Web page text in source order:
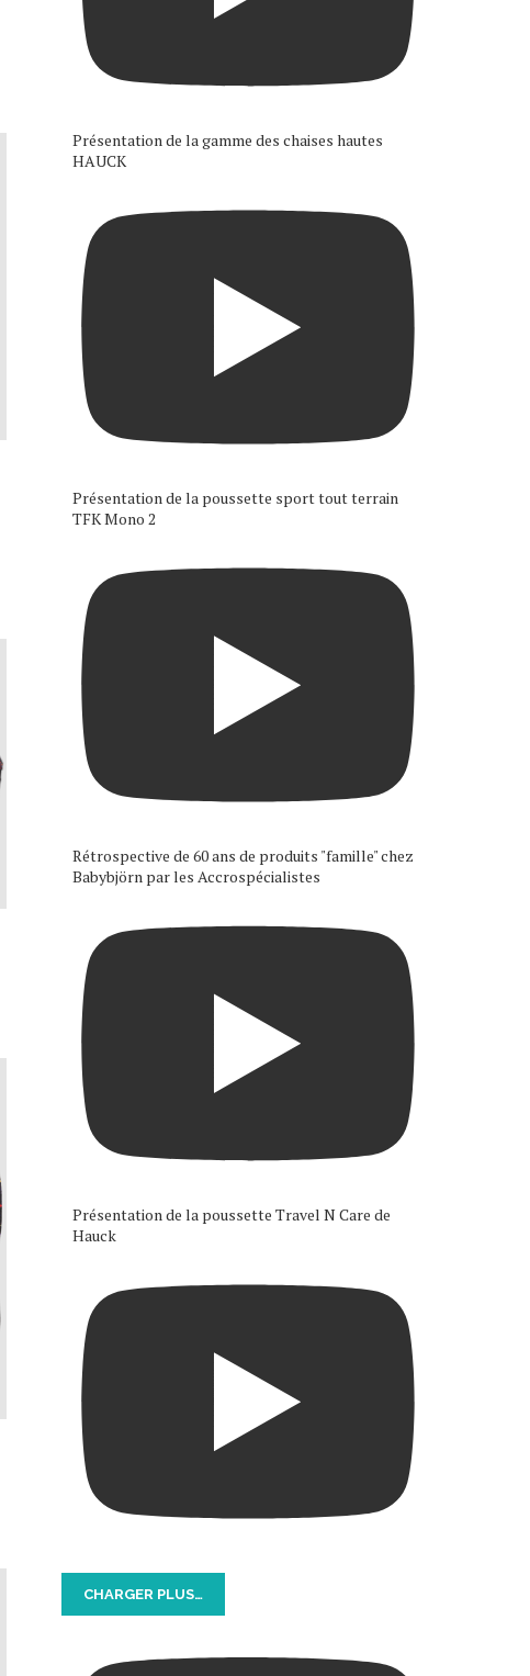
Présentation de la gamme des chaises hautes
HAUCK
Présentation de la poussette sport tout terrain
TFK Mono 2
Rétrospective de 60 ans de produits "famille" chez
Babybjörn par les Accrospécialistes
Présentation de la poussette Travel N Care de
Hauck
CHARGER PLUS…